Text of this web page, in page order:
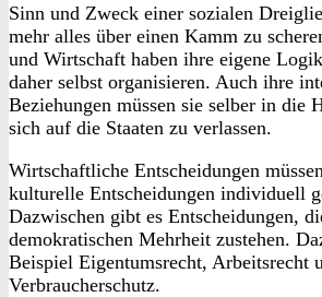
Sinn und Zweck einer sozialen
mehr alles über einen Kamm zu
und Wirtschaft haben ihre eigene
daher selbst organisieren. Auch ihre
Beziehungen müssen sie selber in die
sich auf die Staaten zu verlassen.
Wirtschaftliche Entscheidungen
kulturelle Entscheidungen individuell
Dazwischen gibt es Entscheidungen,
demokratischen Mehrheit zustehen.
Beispiel Eigentumsrecht, Arbeitsrecht
Verbraucherschutz.